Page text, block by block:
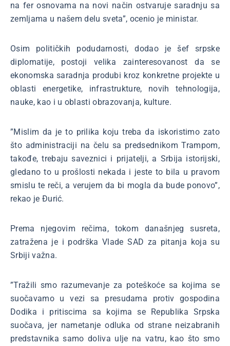
na fer osnovama na novi način ostvaruje saradnju sa
zemljama u našem delu sveta”, ocenio je ministar.
Osim političkih podudarnosti, dodao je šef srpske
diplomatije, postoji velika zainteresovanost da se
ekonomska saradnja produbi kroz konkretne projekte u
oblasti energetike, infrastrukture, novih tehnologija,
nauke, kao i u oblasti obrazovanja, kulture.
”Mislim da je to prilika koju treba da iskoristimo zato
što administraciji na čelu sa predsednikom Trampom,
takođe, trebaju saveznici i prijatelji, a Srbija istorijski,
gledano to u prošlosti nekada i jeste to bila u pravom
smislu te reči, a verujem da bi mogla da bude ponovo”,
rekao je Đurić.
Prema njegovim rečima, tokom današnjeg susreta,
zatražena je i podrška Vlade SAD za pitanja koja su
Srbiji važna.
”Tražili smo razumevanje za poteškoće sa kojima se
suočavamo u vezi sa presudama protiv gospodina
Dodika i pritiscima sa kojima se Republika Srpska
suočava, jer nametanje odluka od strane neizabranih
predstavnika samo doliva ulje na vatru, kao što smo